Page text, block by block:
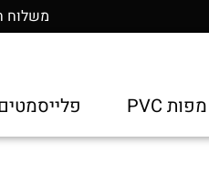
משלוח
מפות PVC